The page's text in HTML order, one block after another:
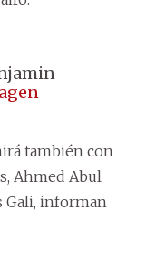
también con
Ahmed Abul
Gali, informan